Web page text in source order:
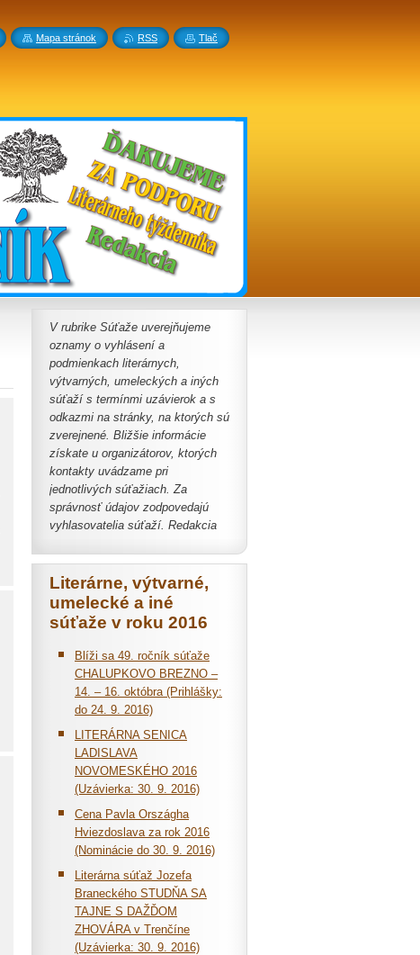
V rubrike Súťaže uverejňujeme
oznamy o vyhlásení a
podmienkach literárnych,
výtvarných, umeleckých a iných
súťaží s termínmi uzávierok a s
odkazmi na stránky, na ktorých sú
zverejnené. Bližšie informácie
získate u organizátorov, ktorých
kontakty uvádzame pri
jednotlivých súťažiach. Za
správnosť údajov zodpovedajú
vyhlasovatelia súťaží. Redakcia
Literárne, výtvarné,
umelecké a iné
súťaže v roku 2016
Blíži sa 49. ročník súťaže
CHALUPKOVO BREZNO –
14. – 16. októbra (Prihlášky:
do 24. 9. 2016)
LITERÁRNA SENICA
LADISLAVA
NOVOMESKÉHO 2016
(Uzávierka: 30. 9. 2016)
Cena Pavla Országha
Hviezdoslava za rok 2016
(Nominácie do 30. 9. 2016)
Literárna súťaž Jozefa
Braneckého STUDŇA SA
TAJNE S DAŽĎOM
ZHOVÁRA v Trenčíne
(Uzávierka: 30. 9. 2016)
Mapa stránok RSS Tlač